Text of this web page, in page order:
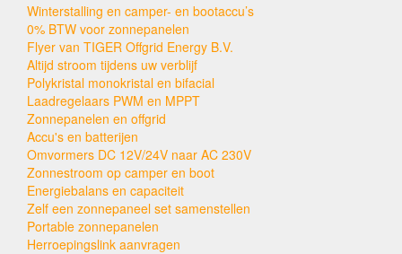
Winterstalling en camper- en bootaccu’s
0% BTW voor zonnepanelen
Flyer van TIGER Offgrid Energy B.V.
Altijd stroom tijdens uw verblijf
Polykristal monokristal en bifacial
Laadregelaars PWM en MPPT
Zonnepanelen en offgrid
Accu's en batterijen
Omvormers DC 12V/24V naar AC 230V
Zonnestroom op camper en boot
Energiebalans en capaciteit
Zelf een zonnepaneel set samenstellen
Portable zonnepanelen
Herroepingslink aanvragen